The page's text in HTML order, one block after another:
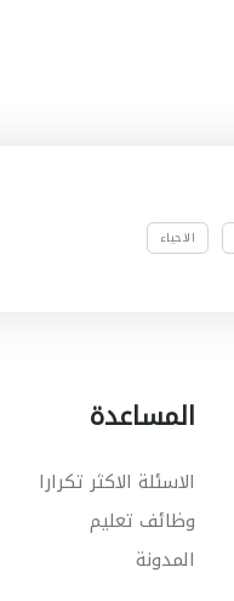
الاحياء
المساعدة
الاسئلة الاكثر تكرارا
وظائف تعليم
المدونة